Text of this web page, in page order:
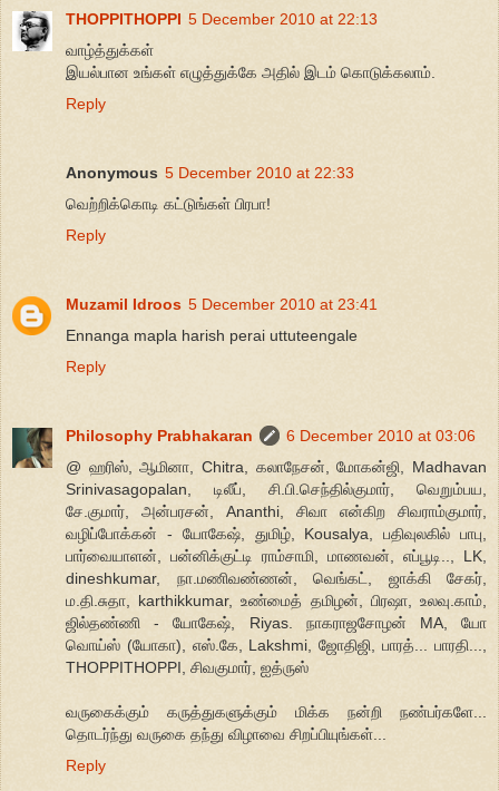
THOPPITHOPPI 5 December 2010 at 22:13
வாழ்த்துக்கள்
இயல்பான உங்கள் எழுத்துக்கே அதில் இடம் கொடுக்கலாம்.
Reply
Anonymous 5 December 2010 at 22:33
வெற்றிக்கொடி கட்டுங்கள் பிரபா!
Reply
Muzamil Idroos 5 December 2010 at 23:41
Ennanga mapla harish perai uttuteengale
Reply
Philosophy Prabhakaran
6 December 2010 at 03:06
@ ஹரிஸ், ஆமினா, Chitra, கலாநேசன், மோகன்ஜி, Madhavan
Srinivasagopalan, டிலீப், சி.பி.செந்தில்குமார், வெறும்பய,
சே.குமார், அன்பரசன், Ananthi, சிவா என்கிற சிவராம்குமார்,
வழிப்போக்கன் - யோகேஷ், துமிழ், Kousalya, பதிவுலகில் பாபு,
பார்வையாளன், பன்னிக்குட்டி ராம்சாமி, மாணவன், எப்பூடி.., LK,
dineshkumar, நா.மணிவண்ணன், வெங்கட், ஜாக்கி சேகர்,
ம.தி.சுதா, karthikkumar, உண்மைத் தமிழன், பிரஷா, உலவு.காம்,
ஜில்தண்ணி - யோகேஷ், Riyas. நாகராஜசோழன் MA, யோ
வொய்ஸ் (யோகா), எஸ்.கே, Lakshmi, ஜோதிஜி, பாரத்... பாரதி...,
THOPPITHOPPI, சிவகுமார், ஐத்ருஸ்
வருகைக்கும் கருத்துகளுக்கும் மிக்க நன்றி நண்பர்களே...
தொடர்ந்து வருகை தந்து விழாவை சிறப்பியுங்கள்...
Reply